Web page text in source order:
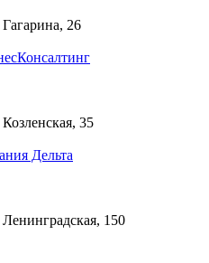
26
35
Дельта
150